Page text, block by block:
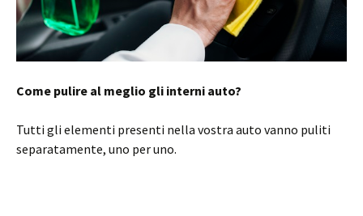
Come pulire al meglio gli interni auto?
Tutti gli elementi presenti nella vostra auto vanno puliti
separatamente, uno per uno.